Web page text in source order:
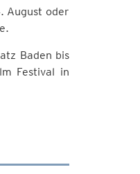
August oder
Baden bis
Festival in